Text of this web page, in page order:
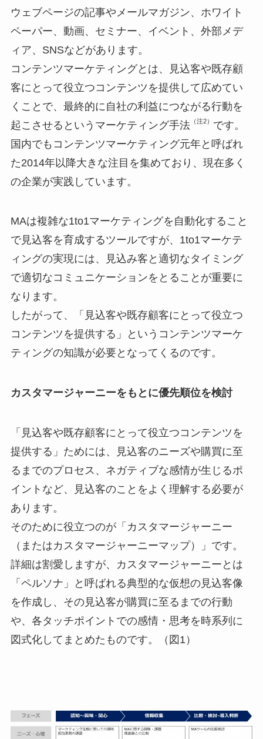
ウェブページの記事やメールマガジン、ホワイト
ペーパー、動画、セミナー、イベント、外部メデ
ィア、SNSなどがあります。
コンテンツマーケティングとは、見込客や既存顧
客にとって役立つコンテンツを提供して広めてい
くことで、最終的に自社の利益につながる行動を
起こさせるというマーケティング手法 （注2） です。
国内でもコンテンツマーケティング元年と呼ばれ
た2014年以降大きな注目を集めており、現在多く
の企業が実践しています。
MAは複雑な1to1マーケティングを自動化すること
で見込客を育成するツールですが、1to1マーケテ
ィングの実現には、見込み客と適切なタイミング
で適切なコミュニケーションをとることが重要に
なります。
したがって、「見込客や既存顧客にとって役立つ
コンテンツを提供する」というコンテンツマーケ
ティングの知識が必要となってくるのです。
カスタマージャーニーをもとに優先順位を検討
「見込客や既存顧客にとって役立つコンテンツを
提供する」ためには、見込客のニーズや購買に至
るまでのプロセス、ネガティブな感情が生じるポ
イントなど、見込客のことをよく理解する必要が
あります。
そのために役立つのが「カスタマージャーニー
（またはカスタマージャーニーマップ）」です。
詳細は割愛しますが、カスタマージャーニーとは
「ペルソナ」と呼ばれる典型的な仮想の見込客像
を作成し、その見込客が購買に至るまでの行動
や、各タッチポイントでの感情・思考を時系列に
図式化してまとめたものです。（図1）